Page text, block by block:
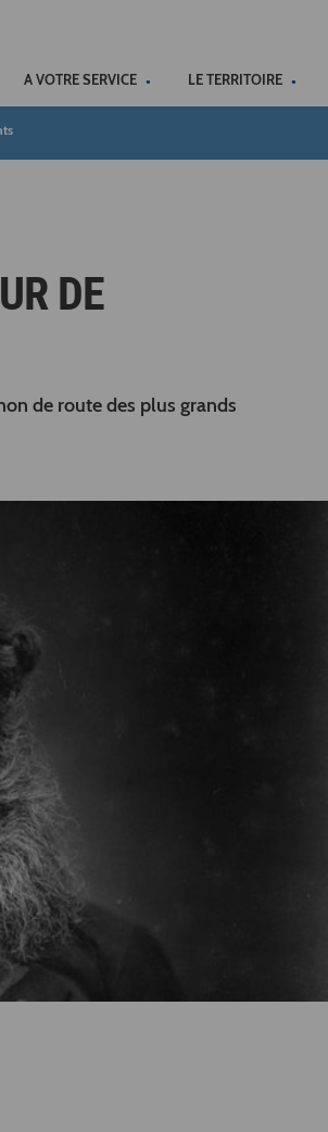
A VOTRE SERVICE LE TERRITOIRE
DE
de route des plus grands